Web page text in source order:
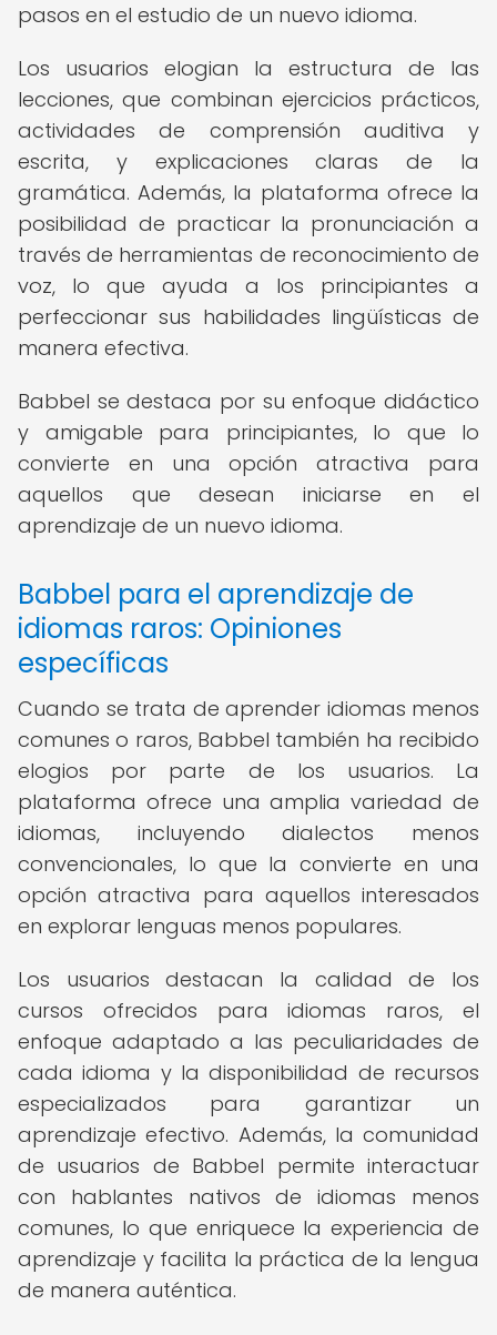
pasos en el estudio de un nuevo idioma.
Los usuarios elogian la estructura de las
lecciones, que combinan ejercicios prácticos,
actividades de comprensión auditiva y
escrita, y explicaciones claras de la
gramática. Además, la plataforma ofrece la
posibilidad de practicar la pronunciación a
través de herramientas de reconocimiento de
voz, lo que ayuda a los principiantes a
perfeccionar sus habilidades lingüísticas de
manera efectiva.
Babbel se destaca por su enfoque didáctico
y amigable para principiantes, lo que lo
convierte en una opción atractiva para
aquellos que desean iniciarse en el
aprendizaje de un nuevo idioma.
Babbel para el aprendizaje de
idiomas raros: Opiniones
específicas
Cuando se trata de aprender idiomas menos
comunes o raros, Babbel también ha recibido
elogios por parte de los usuarios. La
plataforma ofrece una amplia variedad de
idiomas, incluyendo dialectos menos
convencionales, lo que la convierte en una
opción atractiva para aquellos interesados
en explorar lenguas menos populares.
Los usuarios destacan la calidad de los
cursos ofrecidos para idiomas raros, el
enfoque adaptado a las peculiaridades de
cada idioma y la disponibilidad de recursos
especializados para garantizar un
aprendizaje efectivo. Además, la comunidad
de usuarios de Babbel permite interactuar
con hablantes nativos de idiomas menos
comunes, lo que enriquece la experiencia de
aprendizaje y facilita la práctica de la lengua
de manera auténtica.